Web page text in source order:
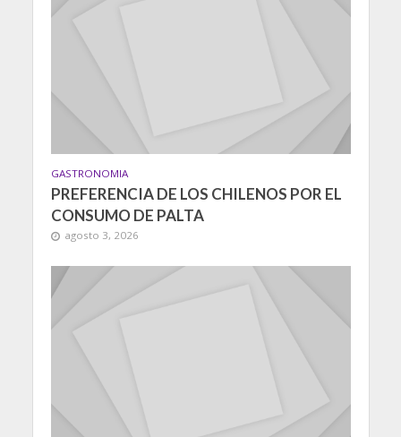
GASTRONOMIA
PREFERENCIA DE LOS CHILENOS POR EL
CONSUMO DE PALTA
agosto 3, 2026